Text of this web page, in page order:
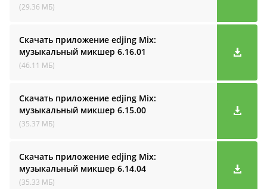
(29.36 МБ)
Скачать приложение edjing Mix:
музыкальный микшер 6.16.01
(46.11 МБ)
Скачать приложение edjing Mix:
музыкальный микшер 6.15.00
(35.37 МБ)
Скачать приложение edjing Mix:
музыкальный микшер 6.14.04
(35.33 МБ)